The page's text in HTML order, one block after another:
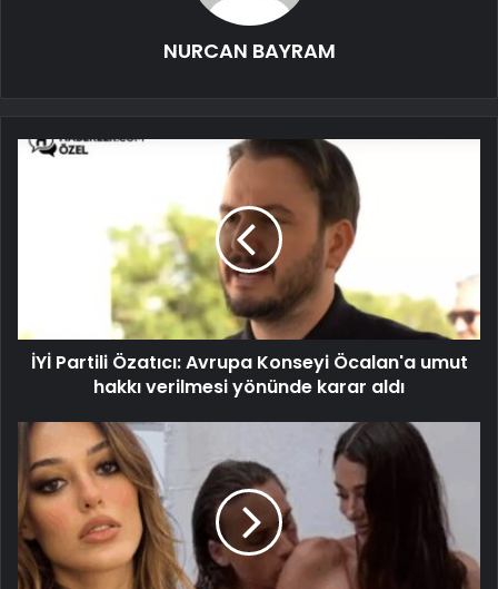
NURCAN BAYRAM
İYİ Partili Özatıcı: Avrupa Konseyi Öcalan'a umut
hakkı verilmesi yönünde karar aldı